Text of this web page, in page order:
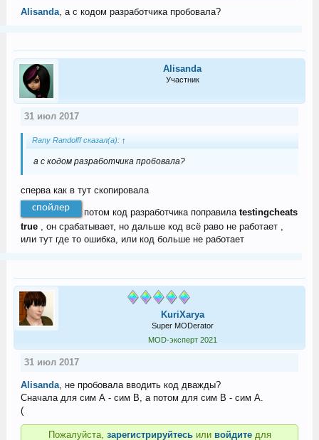
Alisanda, а с кодом разработчика пробовала?
Alisanda
Участник
31 июл 2017
Rany Randolff сказал(а): ↑
а с кодом разработчика пробовала?
сперва как в тут скопировала
спойлер
потом код разработчика поправила testingcheats
true
, он срабатывает, но дальше код всё раво не работает ,
или тут где то ошибка, или код больше не работает
KuriXarya
Super MODerator
MOD-эксперт 2021
31 июл 2017
Alisanda, не пробовала вводить код дважды?
Сначала для сим А - сим В, а потом для сим В - сим А.
(
Пожалуйста, зарегистрируйтесьили войдите для